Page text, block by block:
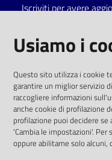
Catalogo
on line
Eventi
Chiedi al
bibliotecario
Iscriviti per avere
solo alle condizioni
comunitaria 2003/
SOCIAL
Usiamo i
Questo sito utilizza i cookie
garantire un miglior servizio
raccogliere informazioni
anche cookie di profilazione
profilazione puoi decidere
'Cambia le impostazioni'.
oppure abilitarne solo alcuni,